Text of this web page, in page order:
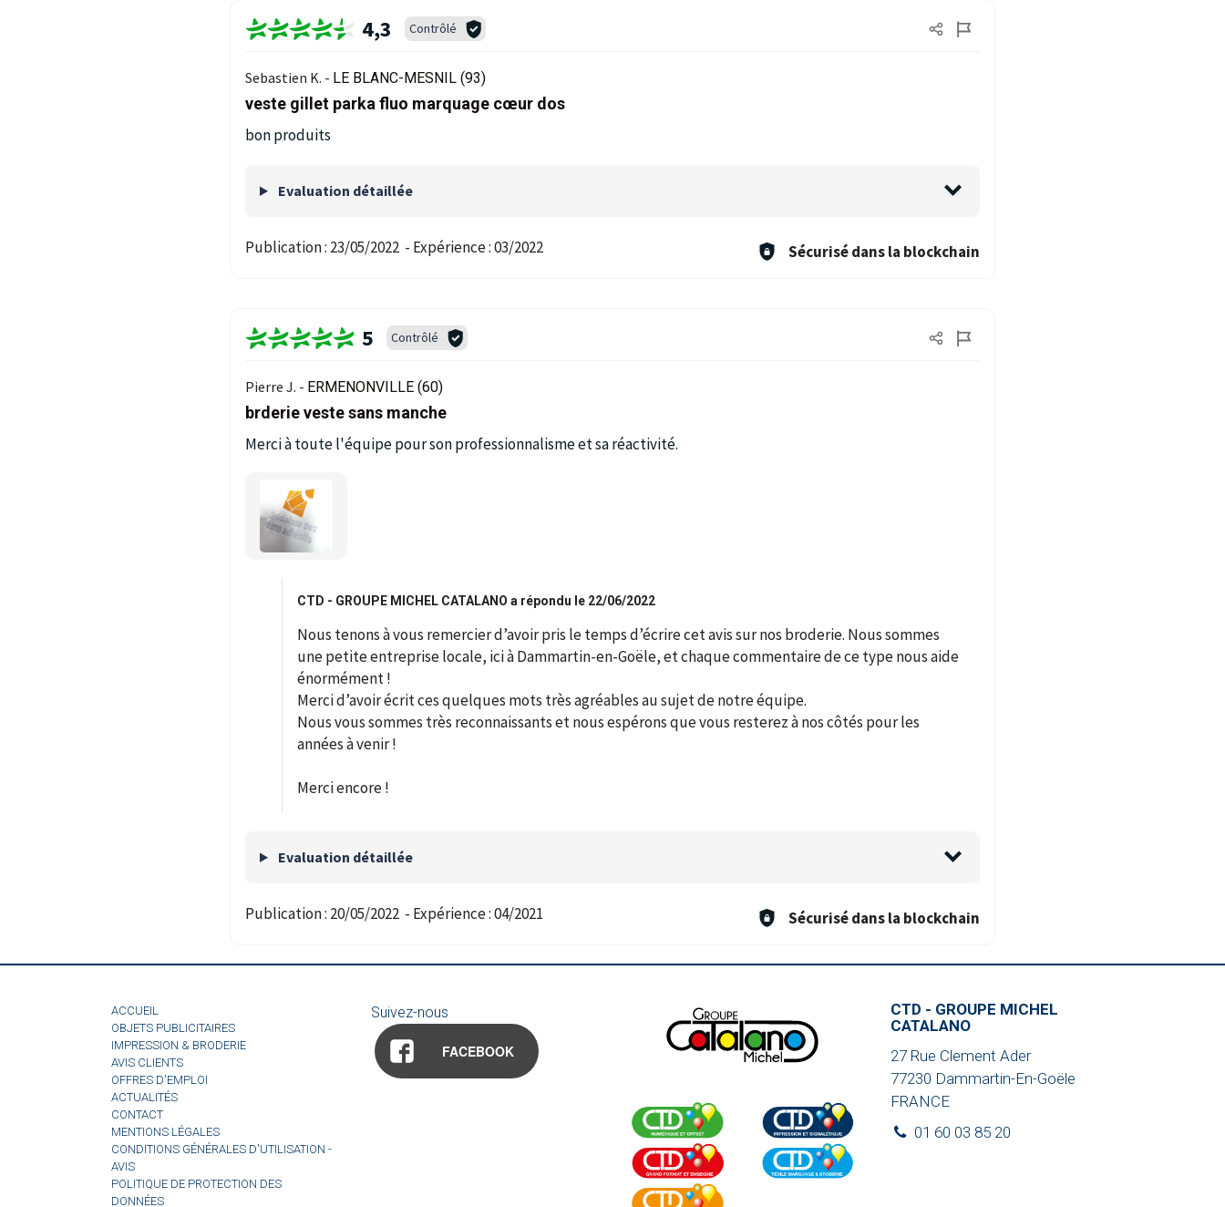
4,3 Contrôlé
Sebastien K. - LE BLANC-MESNIL (93)
veste gillet parka fluo marquage cœur dos
bon produits
Evaluation détaillée
Publication : 23/05/2022 - Expérience :03/2022 Sécurisé dans la blockchain
5 Contrôlé
Pierre J. - ERMENONVILLE (60)
brderie veste sans manche
Merci à toute l'équipe pour son professionnalisme et sa réactivité.
CTD - GROUPE MICHEL CATALANO a répondu le 22/06/2022
Nous tenons à vous remercier d’avoir pris le temps d’écrire cet avis sur nos broderie. Nous sommes
une petite entreprise locale, ici à Dammartin-en-Goële, et chaque commentaire de ce type nous aide
énormément !
Merci d’avoir écrit ces quelques mots très agréables au sujet de notre équipe.
Nous vous sommes très reconnaissants et nous espérons que vous resterez à nos côtés pour les
années à venir !
Merci encore !
Evaluation détaillée
Publication : 20/05/2022 - Expérience :04/2021 Sécurisé dans la blockchain
ACCUEIL
OBJETS PUBLICITAIRES
IMPRESSION & BRODERIE
AVIS CLIENTS
OFFRES D'EMPLOI
ACTUALITÉS
CONTACT
MENTIONS LÉGALES
CONDITIONS GÉNÉRALES D'UTILISATION -
AVIS
POLITIQUE DE PROTECTION DES
DONNÉES
Suivez-nous
FACEBOOK
CTD - GROUPE MICHEL
CATALANO
27 Rue Clement Ader
77230 Dammartin-En-Goële
FRANCE
01 60 03 85 20